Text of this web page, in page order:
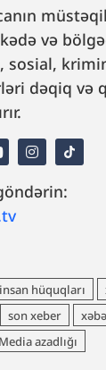
və
sosial,
dəqiq və
insan hüquqları
son xeber
Media azadlığı